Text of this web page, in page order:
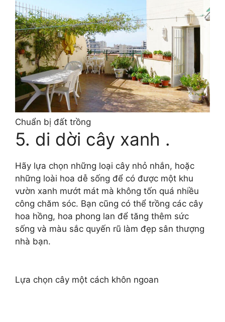
Chuẩn bị đất trồng
5. di dời cây xanh .
Hãy lựa chọn những loại cây nhỏ nhắn, hoặc
những loài hoa dễ sống để có được một khu
vườn xanh mướt mát mà không tốn quá nhiều
công chăm sóc. Bạn cũng có thể trồng các cây
hoa hồng, hoa phong lan để tăng thêm sức
sống và màu sắc quyến rũ làm đẹp sân thượng
nhà bạn.
Lựa chọn cây một cách khôn ngoan